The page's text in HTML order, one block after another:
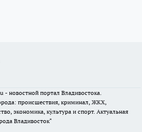
- новостной портал Владивостока.
происшествия, криминал, ЖКХ,
экономика, культура и спорт. Актуальная
Владивосток"